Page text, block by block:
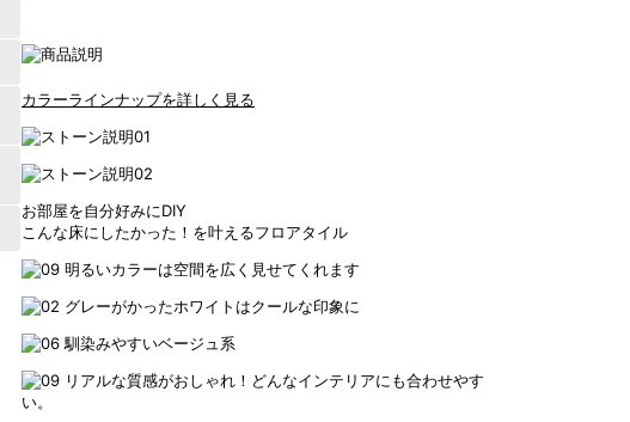
カラーラインナップを詳しく見る
お部屋を自分好みにDIY
こんな床にしたかった！を叶えるフロアタイル
明るいカラーは空間を広く見せてくれます
グレーがかったホワイトはクールな印象に
馴染みやすいベージュ系
リアルな質感がおしゃれ！どんなインテリアにも合わせやす
い。